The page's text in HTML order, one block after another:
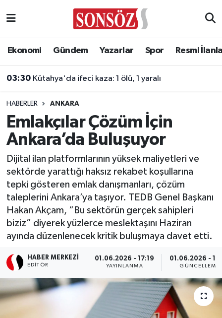
Ekonomi Gündem Yazarlar Spor Resmi
03:30 Kütahya'da ifeci kaza: 1 ölü, 1 yaralı
HABERLER ANKARA
Emlakçılar Çözüm İçin
Ankara’da Buluşuyor
Dijital ilan platformlarının yüksek maliyetleri ve
sektörde yarattığı haksız rekabet koşullarına
tepki gösteren emlak danışmanları, çözüm
taleplerini Ankara’ya taşıyor. TEDB Genel Başkanı
Hakan Akçam, “Bu sektörün gerçek sahipleri
biziz” diyerek yüzlerce meslektaşını Haziran
ayında düzenlenecek kritik buluşmaya davet etti.
HABER MERKEZI
EDITÖR
01.06.2026 - 17:19
YAYINLANMA
01.06.2026 -
GÜNCELLEME
Asayiş
Biyografi
Çevre
Diğer
Dünya
Eğitim
Ekonomi
Eleman
Emlak
Ankara Nöbetçi Eczaneler
Ankara Trafik Yoğunluk Haritası
Süper Lig Puan Durumu ve Fikstür
Tüm Manşetler
Son Dakika Haberleri
Haber Arşivi